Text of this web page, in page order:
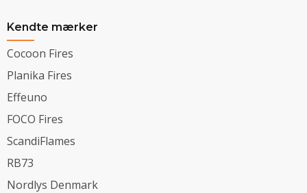
Kendte mærker
Cocoon Fires
Planika Fires
Effeuno
FOCO Fires
ScandiFlames
RB73
Nordlys Denmark